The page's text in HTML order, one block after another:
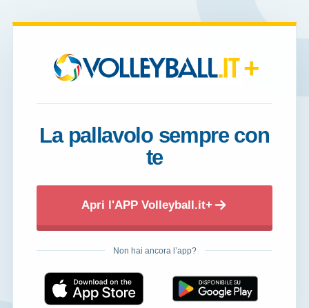
+
La pallavolo sempre con
te
Apri l'APP Volleyball.it+
Non hai ancora l’app?